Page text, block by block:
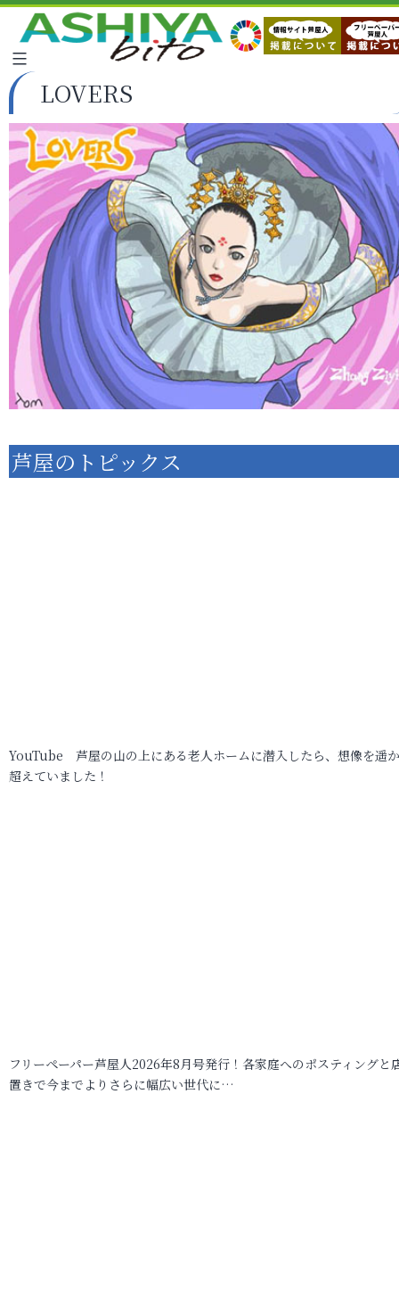
LOVERS
芦屋のトピックス
YouTube 芦屋の山の上にある老人ホームに潜入したら、想像を遥
超えていました！
フリーペーパー芦屋人2026年8月号発行！各家庭へのポスティングと
置きで今までよりさらに幅広い世代に…